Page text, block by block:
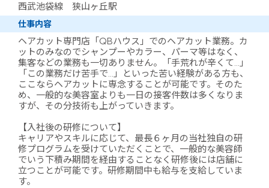
西武池袋線 狭山ヶ丘駅
仕事内容
ヘアカット専門店「QBハウス」でのヘアカット業務。カ
ットのみなのでシャンプーやカラー、パーマ等はなく、
集客などの業務も一切ありません。「手荒れが辛くて…」
「この業務だけ苦手で…」といった苦い経験がある方も、
ここならヘアカットに専念することが可能です。そのた
め、一般的な美容室よりも一日の接客件数は多くなりま
すが、その分技術も上がっていきます。
【入社後の研修について】
キャリアやスキルに応じて、最長６ヶ月の当社独自の研
修プログラムを受けていただくことで、一般的な美容師
でいう下積み期間を経由することなく研修後には店舗に
立つことが可能です。研修期間中も給与を支給していま
す。